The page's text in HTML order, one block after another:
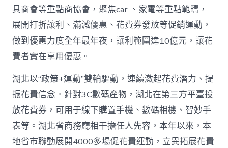
具商會等重點商協會，聚焦car 、家電等重點範疇，
展開打折讓利、滿減優惠、花費券發放等促銷運動，
做到優惠力度全年最年夜，讓利範圍達10億元，讓花
費者實在享用優惠。
湖北以“政策+運動”雙輪驅動，連續激起花費潛力、提
振花費信念。針對3C數碼產物，湖北在第三方平臺投
放花費券，可用于線下購置手機、數碼相機、智妙手
表等。湖北省商務廳相干擔任人先容，本年以來，本
地省市聯動展開4000多場促花費運動，立異拓展花費